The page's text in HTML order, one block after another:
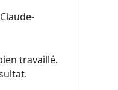
travaillé.